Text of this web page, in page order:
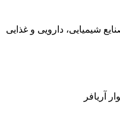
شیمیایی، دارویی و غذایی
آریافر